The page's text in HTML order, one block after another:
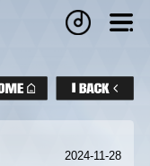
2024-11-28